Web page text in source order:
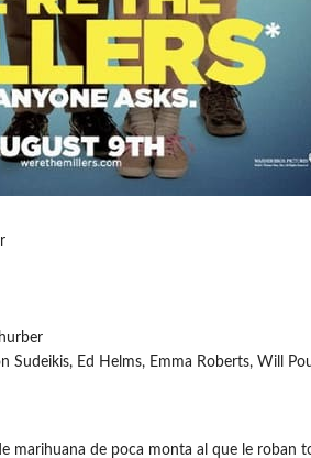
Sudeikis, Ed Helms, Emma Roberts, Will
marihuana de poca monta al que le roban